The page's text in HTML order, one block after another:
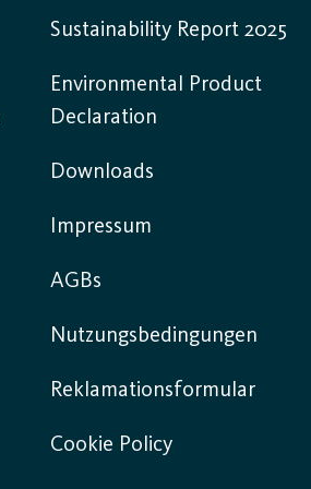
Sustainability Report 2025
Environmental Product
Declaration
Downloads
Impressum
AGBs
Nutzungsbedingungen
Reklamationsformular
Cookie Policy